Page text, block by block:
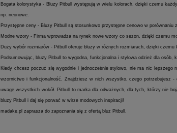
Bogata kolorystyka - Bluzy Pitbull występują w wielu kolorach, dzięki czemu
np. neonowe.
Przystępne ceny - Bluzy Pitbull są stosunkowo przystępne cenowo w porównaniu
Modne wzory - Firma wprowadza na rynek nowe wzory co sezon, dzięki czemu
Duży wybór rozmiarów - Pitbull oferuje bluzy w różnych rozmiarach, dzięki czemu
Podsumowując, bluzy Pitbull to wygodna, funkcjonalna i stylowa odzież dla osób,
Kiedy chcesz poczuć się wygodnie i jednocześnie stylowo, nie ma nic
wzornictwo i funkcjonalność. Znajdziesz w nich wszystko, czego potrzebujesz
uwagę wszystkich wokół. Pitbull to marka dla odważnych, dla tych, którzy nie
bluzy Pitbull i daj się porwać w wirze modowych inspiracji!
madake.pl zaprasza do zapoznania się z ofertą bluz Pitbull.